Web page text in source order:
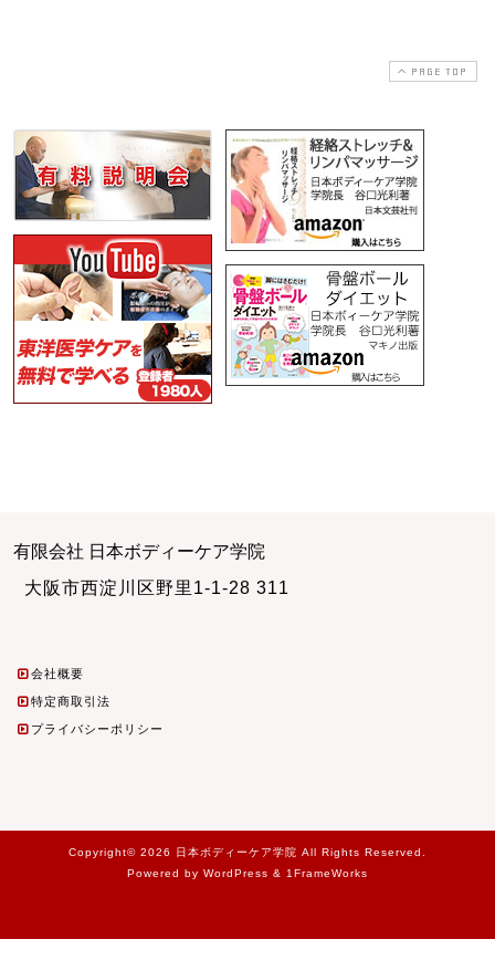
PAGE TOP
有限会社 日本ボディーケア学院
大阪市西淀川区野里1-1-28 311
会社概要
特定商取引法
プライバシーポリシー
Copyright© 2026 日本ボディーケア学院 All Rights Reserved.
Powered by WordPress & 1FrameWorks